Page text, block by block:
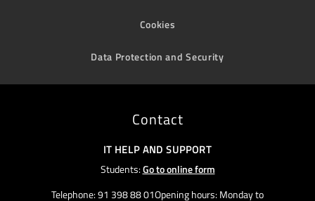
Cookies
Data Protection and Security
Contact
IT HELP AND SUPPORT
Students:Go to online form
Telephone: 91 398 88 01Opening hours: Monday to